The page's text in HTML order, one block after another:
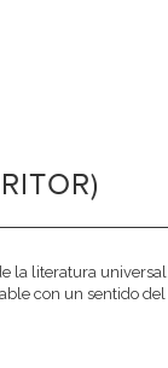
la literatura
con un sentido